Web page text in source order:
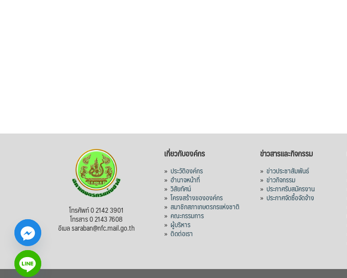
โทรศัพท์ 0 2142 3901
โทรสาร 0 2143 7608
อีเมล saraban@nfc.mail.go.th
เกี่ยวกับองค์กร
»ประวัติองค์กร
»อำนาจหน้าที่
»วิสัยทัศน์
»โครงสร้างขององค์กร
»สมาชิกสภาเกษตรกรแห่งชาติ
»คณะกรรมการ
» ผู้บริหาร
»ติดต่อเรา
ข่าวสารและกิจกรรม
»ข่าวประชาสัมพันธ์
»ข่าวกิจกรรม
»ประกาศรับสมัครงาน
»ประกาศจัดซื้อจัดจ้าง